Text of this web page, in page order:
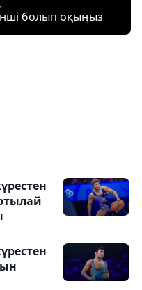
болып оқыңыз